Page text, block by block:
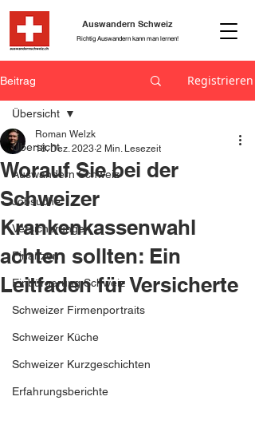
Richtig Auswandern kann man lernen!
Auswandern Schweiz
Beitrag Registrieren
Übersicht
Auswandern Schweiz
Jobsuche
Versicherungen
Finanzen
Einbürgerung Schweiz
Schweizer Firmenportraits
Schweizer Küche
Schweizer Kurzgeschichten
Erfahrungsberichte
Übersicht
Worauf Sie bei der
Schweizer
Krankenkassenwahl
achten sollten: Ein
Leitfaden für Versicherte
Roman Welzk
18. Dez. 2023 2 Min. Lesezeit